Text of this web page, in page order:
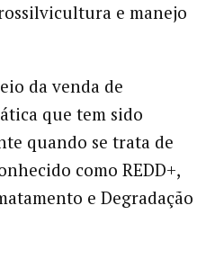
e manejo
da venda de
que tem sido
quando se trata de
como REDD+,
e Degradação